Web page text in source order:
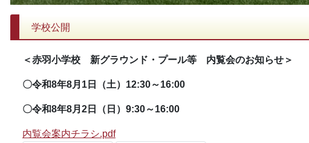
学校公開
＜赤羽小学校 新グラウンド・プール等 内覧会のお知らせ＞
〇令和8年8月1日（土）12:30～16:00
〇令和8年8月2日（日）9:30～16:00
内覧会案内チラシ.pdf